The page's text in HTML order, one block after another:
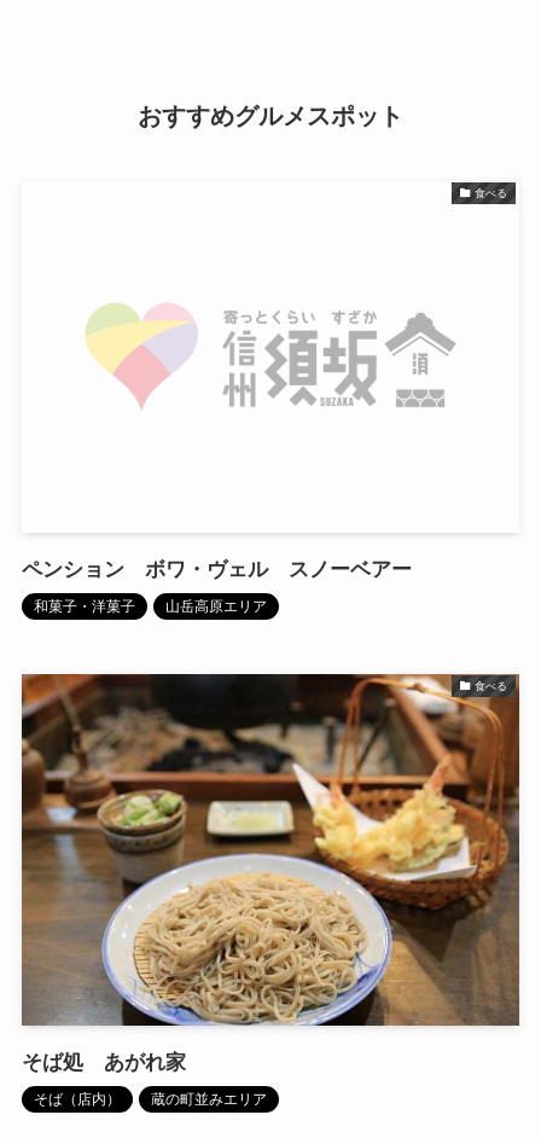
おすすめグルメスポット
食べる
ペンション ボワ・ヴェル スノーベアー
和菓子・洋菓子 山岳高原エリア
食べる
そば処 あがれ家
そば（店内） 蔵の町並みエリア